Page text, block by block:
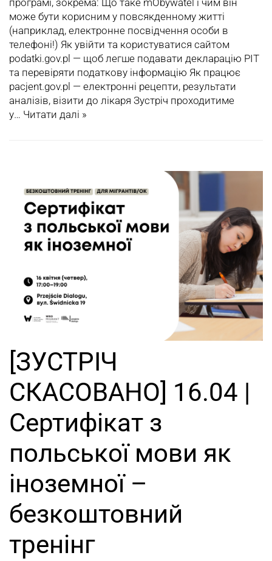
програмі, зокрема: Що таке mObywatel і чим він
може бути корисним у повсякденному житті
(наприклад, електронне посвідчення особи в
телефоні!) Як увійти та користуватися сайтом
podatki.gov.pl — щоб легше подавати декларацію PIT
та перевіряти податкову інформацію Як працює
pacjent.gov.pl — електронні рецепти, результати
аналізів, візити до лікаря Зустріч проходитиме
у… Читати далі »
[ЗУСТРІЧ
СКАСОВАНО] 16.04 |
Сертифікат з
польської мови як
іноземної –
безкоштовний
тренінг